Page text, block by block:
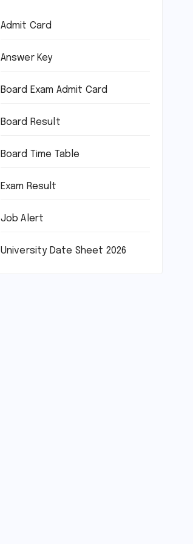
Admit Card
Answer Key
Board Exam Admit Card
Board Result
Board Time Table
Exam Result
Job Alert
University Date Sheet 2026